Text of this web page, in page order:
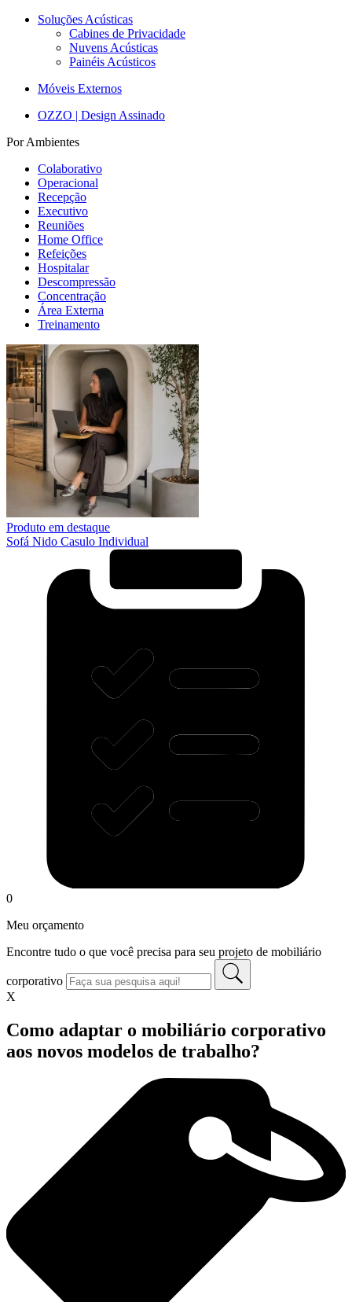
Soluções Acústicas
Cabines de Privacidade
Nuvens Acústicas
Painéis Acústicos
Móveis Externos
OZZO | Design Assinado
Por Ambientes
Colaborativo
Operacional
Recepção
Executivo
Reuniões
Home Office
Refeições
Hospitalar
Descompressão
Concentração
Área Externa
Treinamento
Produto em destaque
Sofá Nido Casulo Individual
0
Meu orçamento
Encontre tudo o que você precisa para seu projeto de mobiliário
corporativo
X
Como adaptar o mobiliário corporativo
aos novos modelos de trabalho?